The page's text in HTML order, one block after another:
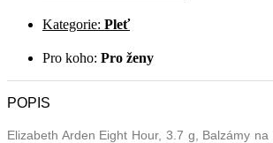
Kategorie: Pleť
Pro koho: Pro ženy
POPIS
Elizabeth Arden Eight Hour, 3.7 g, Balzámy